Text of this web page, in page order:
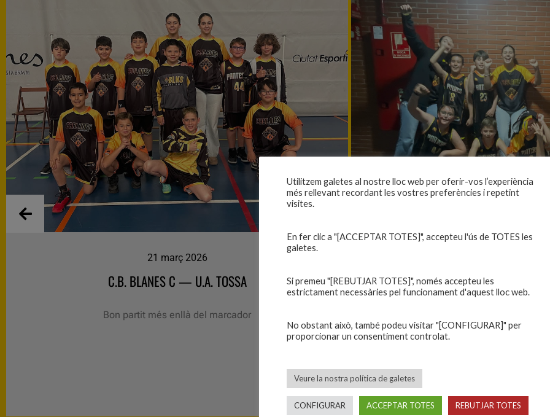
07 març 2026
C.B. BLANES C — C.B. GUÍXOLS
Partit en clara progressió
C.B. BANYOLES —
Derrota dolorosa a
Utilitzem galetes al nostre lloc web per oferir-vos l’experiència
més rellevant recordant les vostres preferències i repetint
visites.
En fer clic a "[ACCEPTAR TOTES]", accepteu l'ús de TOTES les
galetes.
Si premeu "[REBUTJAR TOTES]", només accepteu les
estrictament necessàries pel funcionament d'aquest lloc web.
No obstant això, també podeu visitar "[CONFIGURAR]" per
proporcionar un consentiment controlat.
Veure la nostra política de galetes
CONFIGURAR ACCEPTAR TOTES REBUTJAR TOTES